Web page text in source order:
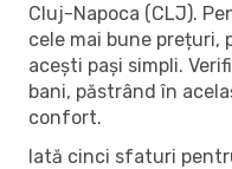
Cluj-Napoca (CLJ).
cele mai bune prețuri,
acești pași simpli.
bani, păstrând în
confort.
Iată cinci sfaturi